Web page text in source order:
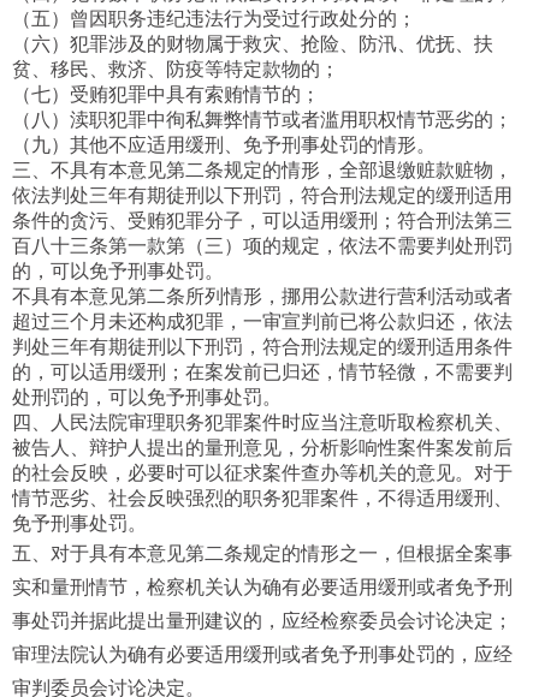
（五）曾因职务违纪违法行为受过行政处分的；
（六）犯罪涉及的财物属于救灾、抢险、防汛、优抚、扶
贫、移民、救济、防疫等特定款物的；
（七）受贿犯罪中具有索贿情节的；
（八）渎职犯罪中徇私舞弊情节或者滥用职权情节恶劣的；
（九）其他不应适用缓刑、免予刑事处罚的情形。
三、不具有本意见第二条规定的情形，全部退缴赃款赃物，
依法判处三年有期徒刑以下刑罚，符合刑法规定的缓刑适用
条件的贪污、受贿犯罪分子，可以适用缓刑；符合刑法第三
百八十三条第一款第（三）项的规定，依法不需要判处刑罚
的，可以免予刑事处罚。
不具有本意见第二条所列情形，挪用公款进行营利活动或者
超过三个月未还构成犯罪，一审宣判前已将公款归还，依法
判处三年有期徒刑以下刑罚，符合刑法规定的缓刑适用条件
的，可以适用缓刑；在案发前已归还，情节轻微，不需要判
处刑罚的，可以免予刑事处罚。
四、人民法院审理职务犯罪案件时应当注意听取检察机关、
被告人、辩护人提出的量刑意见，分析影响性案件案发前后
的社会反映，必要时可以征求案件查办等机关的意见。对于
情节恶劣、社会反映强烈的职务犯罪案件，不得适用缓刑、
免予刑事处罚。
五、对于具有本意见第二条规定的情形之一，但根据全案事
实和量刑情节，检察机关认为确有必要适用缓刑或者免予刑
事处罚并据此提出量刑建议的，应经检察委员会讨论决定；
审理法院认为确有必要适用缓刑或者免予刑事处罚的，应经
审判委员会讨论决定。